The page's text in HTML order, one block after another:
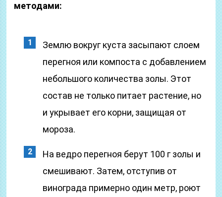
методами:
Землю вокруг куста засыпают слоем
перегноя или компоста с добавлением
небольшого количества золы. Этот
состав не только питает растение, но
и укрывает его корни, защищая от
мороза.
На ведро перегноя берут 100 г золы и
смешивают. Затем, отступив от
винограда примерно один метр, роют